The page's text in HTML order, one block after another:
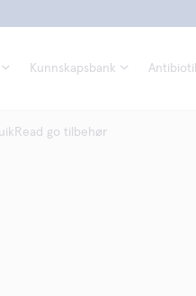
Kunnskapsbank
go tilbehør